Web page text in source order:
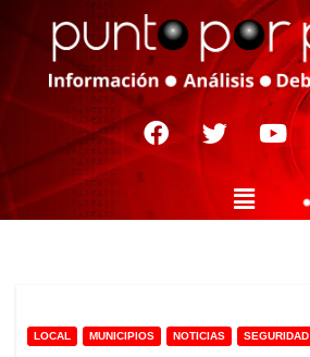
LOCAL MUNICIPIOS NOTICIAS SEGURIDAD